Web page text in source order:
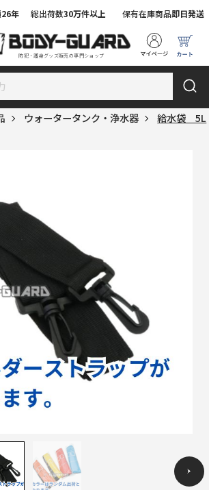
防犯・護身グッズ販売の専門ショップ
年 総出荷数30万件以上 保有在庫商品即日発送
ウォータータンク・浄水器 給水袋 5L